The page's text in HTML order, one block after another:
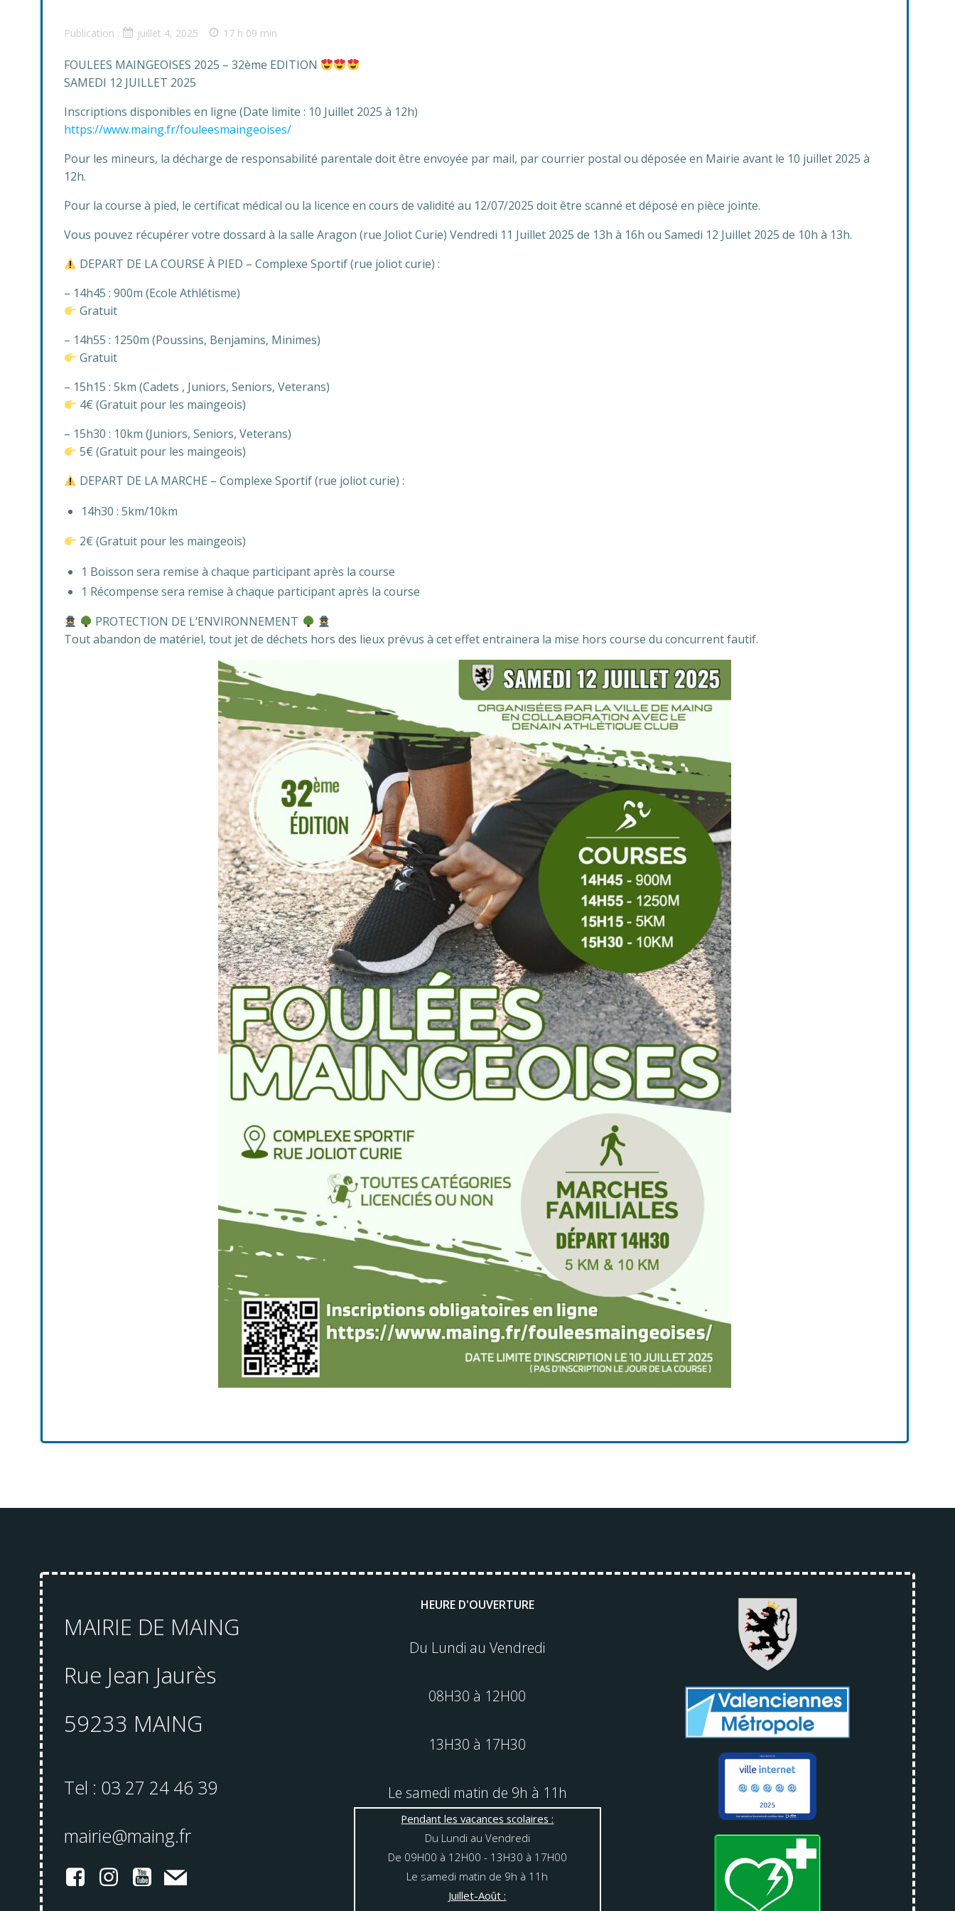
Publication : juillet 4, 2025 17 h 09 min
FOULEES MAINGEOISES 2025 – 32ème EDITION
SAMEDI 12 JUILLET 2025
Inscriptions disponibles en ligne (Date limite : 10 Juillet 2025 à 12h)
https://www.maing.fr/fouleesmaingeoises/
Pour les mineurs, la décharge de responsabilité parentale doit être envoyée par mail, par courrier postal ou déposée en Mairie avant le 10 juillet 2025 à
12h.
Pour la course à pied, le certificat médical ou la licence en cours de validité au 12/07/2025 doit être scanné et déposé en pièce jointe.
Vous pouvez récupérer votre dossard à la salle Aragon (rue Joliot Curie) Vendredi 11 Juillet 2025 de 13h à 16h ou Samedi 12 Juillet 2025 de 10h à 13h.
DEPART DE LA COURSE À PIED – Complexe Sportif (rue joliot curie) :
– 14h45 : 900m (Ecole Athlétisme)
Gratuit
– 14h55 : 1250m (Poussins, Benjamins, Minimes)
Gratuit
– 15h15 : 5km (Cadets , Juniors, Seniors, Veterans)
4€ (Gratuit pour les maingeois)
– 15h30 : 10km (Juniors, Seniors, Veterans)
5€ (Gratuit pour les maingeois)
DEPART DE LA MARCHE – Complexe Sportif (rue joliot curie) :
14h30 : 5km/10km
2€ (Gratuit pour les maingeois)
1 Boisson sera remise à chaque participant après la course
1 Récompense sera remise à chaque participant après la course
PROTECTION DE L‘ENVIRONNEMENT
Tout abandon de matériel, tout jet de déchets hors des lieux prévus à cet effet entrainera la mise hors course du concurrent fautif.
MAIRIE DE MAING
Rue Jean Jaurès
59233 MAING
Tel : 03 27 24 46 39
mairie@maing.fr
HEURE D'OUVERTURE
Du Lundi au Vendredi
08H30 à 12H00
13H30 à 17H30
Le samedi matin de 9h à 11h
Pendant les vacances scolaires :
Du Lundi au Vendredi
De 09H00 à 12H00 - 13H30 à 17H00
Le samedi matin de 9h à 11h
Juillet-Août :